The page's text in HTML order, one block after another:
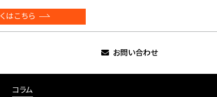
はこちら
お問い合わせ
コラム